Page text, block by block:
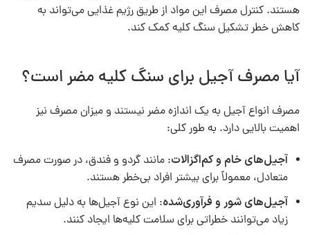
هستند. کنترل مصرف این مواد از طریق رژیم غذایی می‌تواند به
کاهش خطر تشکیل سنگ کلیه کمک کند.
آیا مصرف آجیل برای سنگ کلیه​ مضر است؟
مصرف انواع آجیل به یک اندازه مضر نیستند و میزان مصرف نیز
اهمیت بالایی دارد. به طور کلی:
آجیل‌های خام و کم‌اگزالات: مانند گردو و فندق، در صورت مصرف
متعادل، معمولاً برای بیشتر افراد بی‌خطر هستند.
آجیل‌های شور و فرآوری‌شده: این نوع آجیل‌ها به دلیل سدیم
زیاد می‌توانند خطراتی برای سلامت کلیه‌ها ایجاد کنند.